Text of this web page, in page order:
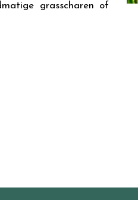
grasscharen of